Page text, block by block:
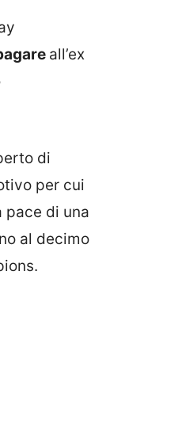
all’ex
di
per cui
pace di una
al decimo